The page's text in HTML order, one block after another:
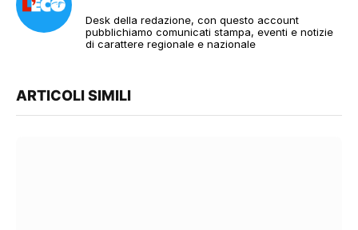
Desk della redazione, con questo account
pubblichiamo comunicati stampa, eventi e notizie
di carattere regionale e nazionale
ARTICOLI SIMILI